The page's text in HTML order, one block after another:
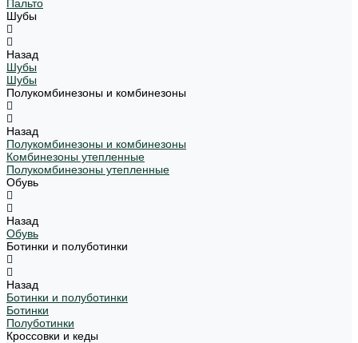
Пальто
Шубы
Назад
Шубы
Шубы
Полукомбинезоны и комбинезоны
Назад
Полукомбинезоны и комбинезоны
Комбинезоны утепленные
Полукомбинезоны утепленные
Обувь
Назад
Обувь
Ботинки и полуботинки
Назад
Ботинки и полуботинки
Ботинки
Полуботинки
Кроссовки и кеды